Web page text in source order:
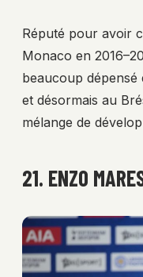
Réputé pour avoir
Monaco en
beaucoup
et désormais au
mélange de
21. ENZO